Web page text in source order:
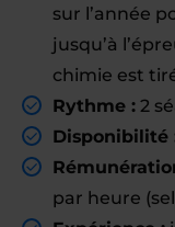
sur l’année
jusqu’à
chimie est
Rythme : 2
Disponibilité
par heure